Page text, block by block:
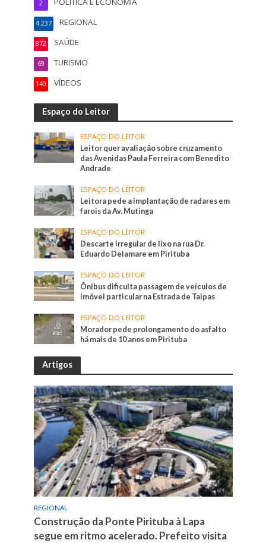
2
REGIONAL
4.237
SAÚDE
872
TURISMO
69
VÍDEOS
140
Espaço do Leitor
ESPAÇO DO LEITOR
Leitor quer avaliação sobre cruzamento
das Avenidas Paula Ferreira com Benedito
Andrade
ESPAÇO DO LEITOR
Leitora pede a implantação de radares em
farois da Av. Mutinga
ESPAÇO DO LEITOR
Descarte irregular de lixo na rua Dr.
Eduardo Delamare em Pirituba
ESPAÇO DO LEITOR
Ônibus dificulta passagem de veículos de
imóvel particular na Estrada de Taipas
ESPAÇO DO LEITOR
Morador pede prolongamento do asfalto
há mais de 10 anos em Pirituba
Artigos
REGIONAL
Construção da Ponte Pirituba à Lapa
segue em ritmo acelerado. Prefeito visita